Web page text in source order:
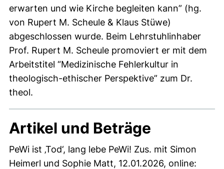
erwarten und wie Kirche begleiten kann” (hg.
von Rupert M. Scheule & Klaus Stüwe)
abgeschlossen wurde. Beim Lehrstuhlinhaber
Prof. Rupert M. Scheule promoviert er mit dem
Arbeitstitel “Medizinische Fehlerkultur in
theologisch-ethischer Perspektive” zum Dr.
theol.
Artikel und Beträge
PeWi ist ‚Tod‘, lang lebe PeWi! Zus. mit Simon
Heimerl und Sophie Matt, 12.01.2026, online: